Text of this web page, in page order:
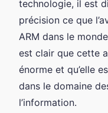
technologie, il est
précision ce que
ARM dans le
est clair que cette
énorme et qu’elle
dans le domaine
l’information.